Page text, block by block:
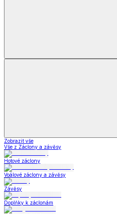
Zobrazit vše
Vše z Záclony a závěsy
Hotové záclony
Voálové záclony a závěsy
Závěsy
Doplňky k záclonám